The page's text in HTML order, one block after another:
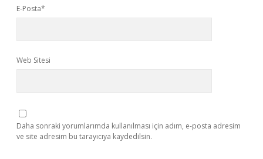
E-Posta*
Web Sitesi
Daha sonraki yorumlarımda kullanılması için adım, e-posta adresim
ve site adresim bu tarayıcıya kaydedilsin.